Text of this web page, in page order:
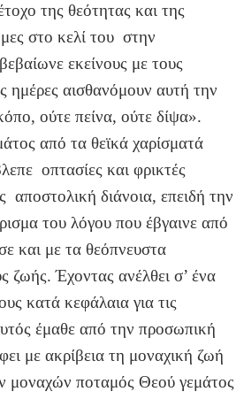
της θεότητας και της
στο κελί του στην
εκείνους με τους
ημέρες αισθανόμουν αυτή την
ούτε πείνα, ούτε δίψα».
από τα θεϊκά χαρίσματά
οπτασίες και φρικτές
διάνοια, επειδή την
του λόγου που έβγαινε από
και με τα θεόπνευστα
ζωής. Έχοντας ανέλθει σ’ ένα
κατά κεφάλαια για τις
έμαθε από την προσωπική
με ακρίβεια τη μοναχική ζωή
μοναχών ποταμός Θεού γεμάτος